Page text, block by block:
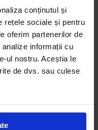
conținutul și
rețele sociale și pentru
oferim partenerilor de
informații cu
ul nostru. Aceștia le
de dvs. sau culese
combină deschiderea
românești.
Avenor
parcurs construit pentru
studiile la universități